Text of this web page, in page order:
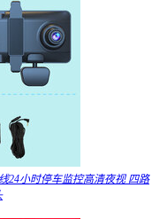
24小时停车监控高清夜视 四路